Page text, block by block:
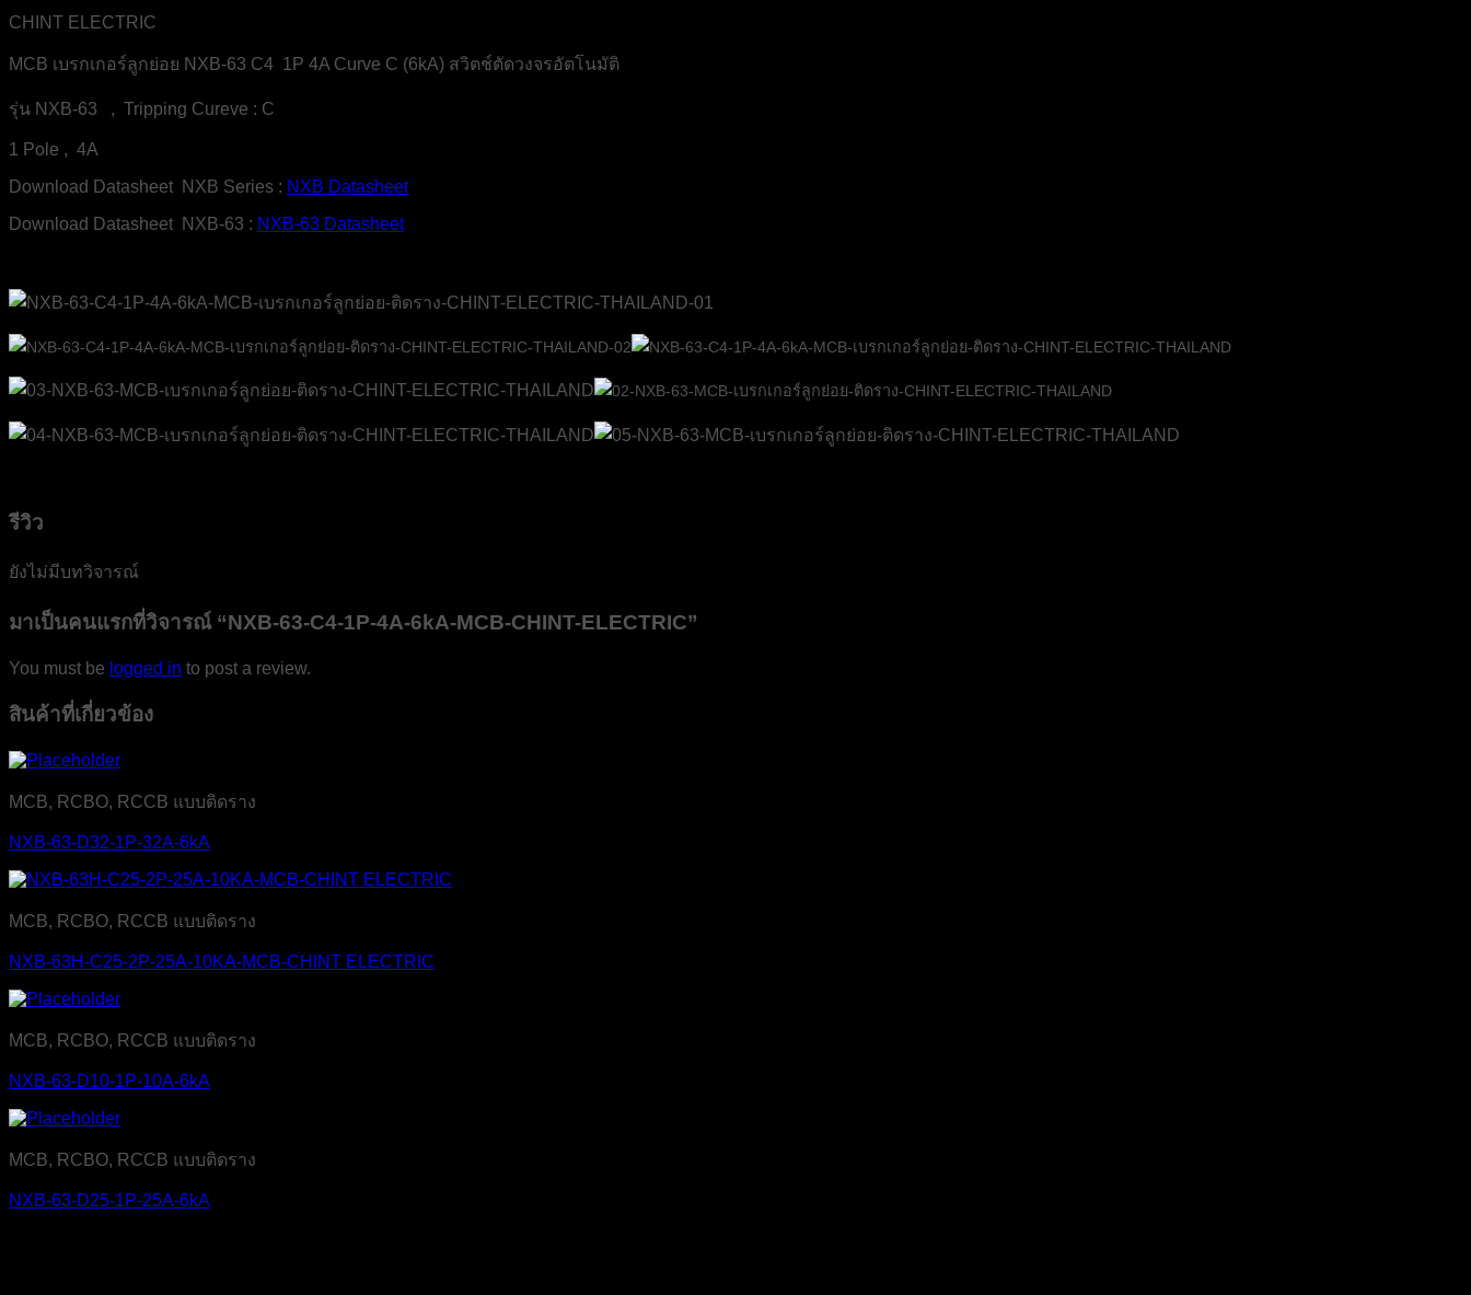
CHINT-
ชิ้น
CHINT ELECTRIC
MCB เบรกเกอร์ลูกย่อย NXB-63 C4 1P 4A Curve C (6kA) สวิตช์ตัดวงจรอัตโนมัติ
รุ่น NXB-63 , Tripping Cureve : C
1 Pole , 4A
Download Datasheet NXB Series : NXB Datasheet
Download Datasheet NXB-63 : NXB-63 Datasheet
รีวิว
ยังไม่มีบทวิจารณ์
มาเป็นคนแรกที่วิจารณ์ “NXB-63-C4-1P-4A-6kA-MCB-CHINT-ELECTRIC”
You must be logged in to post a review.
สินค้าที่เกี่ยวข้อง
MCB, RCBO, RCCB แบบติดราง
NXB-63-D32-1P-32A-6kA
MCB, RCBO, RCCB แบบติดราง
NXB-63H-C25-2P-25A-10KA-MCB-CHINT ELECTRIC
MCB, RCBO, RCCB แบบติดราง
NXB-63-D10-1P-10A-6kA
MCB, RCBO, RCCB แบบติดราง
NXB-63-D25-1P-25A-6kA